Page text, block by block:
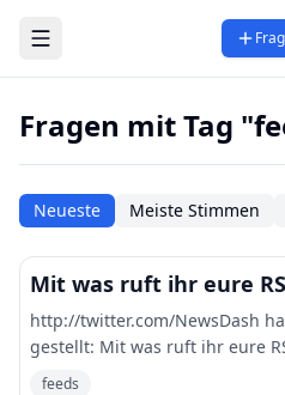
Zum Hauptinhalt springen
Fragen mit Tag
Neueste Meiste Stimmen
Mit was ruft ihr eure
http://twitter.com/NewsDash
gestellt: Mit was ruft ihr eure
Programm oder im Browser?
feeds